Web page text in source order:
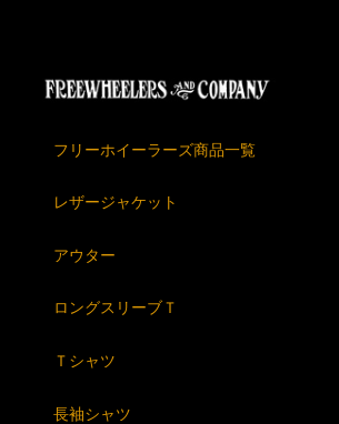
フリーホイーラーズ商品一覧
レザージャケット
アウター
ロングスリーブＴ
Ｔシャツ
長袖シャツ